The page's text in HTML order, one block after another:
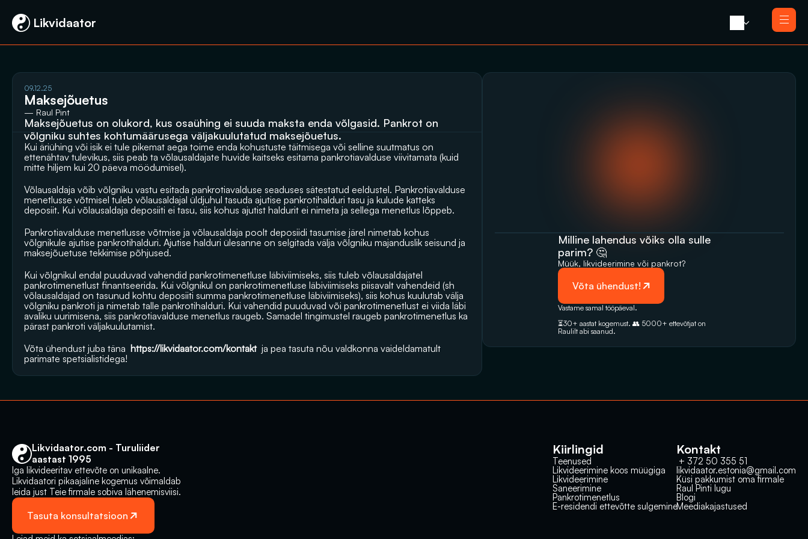
Likvidaator
Meist
09.12.25
Maksejõuetus
— Raul Pint
Maksejõuetus on olukord, kus osaühing ei suuda maksta enda võlgasid. Pankrot on
võlgniku suhtes kohtumäärusega väljakuulutatud maksejõuetus.
Kui äriühing või isik ei tule pikemat aega toime enda kohustuste täitmisega või selline suutmatus on
ettenähtav tulevikus, siis peab ta võlausaldajate huvide kaitseks esitama pankrotiavalduse viivitamata (kuid
mitte hiljem kui 20 päeva möödumisel).
Võlausaldaja võib võlgniku vastu esitada pankrotiavalduse seaduses sätestatud eeldustel. Pankrotiavalduse
menetlusse võtmisel tuleb võlausaldajal üldjuhul tasuda ajutise pankrotihalduri tasu ja kulude katteks
deposiit. Kui võlausaldaja deposiiti ei tasu, siis kohus ajutist haldurit ei nimeta ja sellega menetlus lõppeb.
Pankrotiavalduse menetlusse võtmise ja võlausaldaja poolt deposiidi tasumise järel nimetab kohus
võlgnikule ajutise pankrotihalduri. Ajutise halduri ülesanne on selgitada välja võlgniku majanduslik seisund ja
maksejõuetuse tekkimise põhjused.
Kui võlgnikul endal puuduvad vahendid pankrotimenetluse läbiviimiseks, siis tuleb võlausaldajatel
pankrotimenetlust finantseerida. Kui võlgnikul on pankrotimenetluse läbiviimiseks piisavalt vahendeid (sh
võlausaldajad on tasunud kohtu deposiiti summa pankrotimenetluse läbiviimiseks), siis kohus kuulutab välja
võlgniku pankroti ja nimetab talle pankrotihalduri. Kui vahendid puuduvad või pankrotimenetlust ei viida läbi
avaliku uurimisena, siis pankrotiavalduse menetlus raugeb. Samadel tingimustel raugeb pankrotimenetlus ka
pärast pankroti väljakuulutamist.
Võta ühendust juba täna https://likvidaator.com/kontakt ja pea tasuta nõu valdkonna vaideldamatult
parimate spetsialistidega!
Milline lahendus võiks olla sulle
parim? 🤔
Müük, likvideerimine‬‭ või pankrot?
Võta ühendust!
Vastame samal tööpäeval.
⏳30+ aastat kogemust. 👥 5000+‭ ettevõtjat on
Raulilt abi saanud.‬
Likvidaator.com - Turuliider
aastast 1995
Iga likvideeritav ettevõte on unikaalne.
Likvidaatori pikaajaline kogemus võimaldab
leida just Teie firmale sobiva lähenemisviisi.
Tasuta konsultatsioon
Kiirlingid
Teenused
Likvideerimine koos müügiga
Likvideerimine
Saneerimine
Pankrotimenetlus
E-residendi ettevõtte sulgemine
Kontakt
+ 372 50 355 51
likvidaator.estonia@gmail.com
Küsi pakkumist oma firmale
Raul Pinti lugu
Blogi
Meediakajastused